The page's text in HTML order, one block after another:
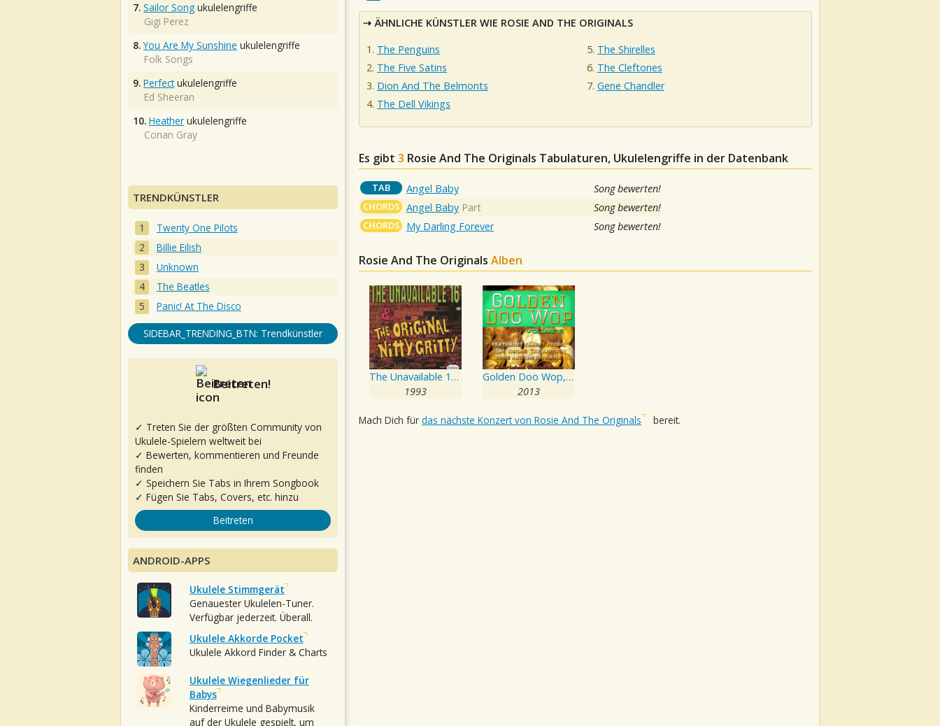
ÄHNLICHE KÜNSTLER WIE ROSIE AND THE ORIGINALS
The Penguins
The Five Satins
Dion And The Belmonts
The Dell Vikings
The Shirelles
The Cleftones
Gene Chandler
Es gibt 3 Rosie And The Originals Tabulaturen, Ukulelengriffe in der Datenbank
TAB Angel Baby Song bewerten!
CHORDS Angel Baby Part Song bewerten!
CHORDS My Darling Forever Song bewerten!
Rosie And The Originals Alben
The Unavailable 16 & The Original Nitty Gritty
1993
Golden Doo Wop, Vol. 6
2013
Mach Dich für das nächste Konzert von Rosie And The Originals bereit.
7. Sailor Song ukulelengriffe
Gigi Perez
8. You Are My Sunshine ukulelengriffe
Folk Songs
9. Perfectukulelengriffe
Ed Sheeran
10. Heather ukulelengriffe
Conan Gray
TRENDKÜNSTLER
Twenty One Pilots
Billie Eilish
Unknown
The Beatles
Panic! At The Disco
SIDEBAR_TRENDING_BTN: Trendkünstler
Beitreten!
✓ Treten Sie der größten Community von
Ukulele-Spielern weltweit bei
✓ Bewerten, kommentieren und Freunde
finden
✓ Speichern Sie Tabs in Ihrem Songbook
✓ Fügen Sie Tabs, Covers, etc. hinzu
Beitreten
ANDROID-APPS
Ukulele Stimmgerät
Genauester Ukulelen-Tuner.
Verfügbar jederzeit. Überall.
Ukulele Akkorde Pocket
Ukulele Akkord Finder & Charts
Ukulele Wiegenlieder für
Babys
Kinderreime und Babymusik
auf der Ukulele gespielt, um